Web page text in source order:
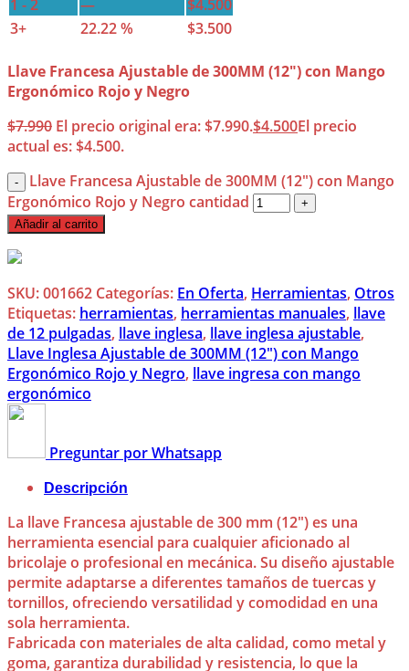
1 - 2 — $4.500
3+
22.22 % $3.500
Llave Francesa Ajustable de 300MM (12″) con Mango
Ergonómico Rojo y Negro
$7.990 El precio original era: $7.990.$4.500El precio
actual es: $4.500.
Llave Francesa Ajustable de 300MM (12") con Mango
Ergonómico Rojo y Negro cantidad
Añadir al carrito
SKU:001662 Categorías: En Oferta, Herramientas, Otros
Etiquetas: herramientas, herramientas manuales, llave
de 12 pulgadas, llave inglesa, llave inglesa ajustable,
Llave Inglesa Ajustable de 300MM (12") con Mango
Ergonómico Rojo y Negro, llave ingresa con mango
ergonómico
Preguntar por Whatsapp
Descripción
La llave Francesa ajustable de 300 mm (12″) es una
herramienta esencial para cualquier aficionado al
bricolaje o profesional en mecánica. Su diseño ajustable
permite adaptarse a diferentes tamaños de tuercas y
tornillos, ofreciendo versatilidad y comodidad en una
sola herramienta.
Fabricada con materiales de alta calidad, como metal y
goma, garantiza durabilidad y resistencia, lo que la